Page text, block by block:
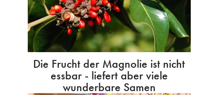
Die Frucht der Magnolie ist nicht
essbar - liefert aber viele
wunderbare Samen